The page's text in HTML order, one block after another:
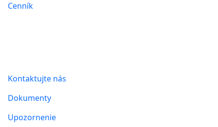
Cenník
Kontaktujte nás
Dokumenty
Upozornenie